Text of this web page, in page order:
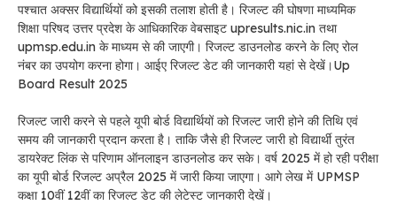
पश्चात अक्सर विद्यार्थियों को इसकी तलाश होती है। रिजल्ट की घोषणा माध्यमिक
शिक्षा परिषद उत्तर प्रदेश के आधिकारिक वेबसाइट upresults.nic.in तथा
upmsp.edu.in के माध्यम से की जाएगी। रिजल्ट डाउनलोड करने के लिए रोल
नंबर का उपयोग करना होगा। आईए रिजल्ट डेट की जानकारी यहां से देखें।Up
Board Result 2025
रिजल्ट जारी करने से पहले यूपी बोर्ड विद्यार्थियों को रिजल्ट जारी होने की तिथि एवं
समय की जानकारी प्रदान करता है। ताकि जैसे ही रिजल्ट जारी हो विद्यार्थी तुरंत
डायरेक्ट लिंक से परिणाम ऑनलाइन डाउनलोड कर सके। वर्ष 2025 में हो रही परीक्षा
का यूपी बोर्ड रिजल्ट अप्रैल 2025 में जारी किया जाएगा। आगे लेख में UPMSP
कक्षा 10वीं 12वीं का रिजल्ट डेट की लेटेस्ट जानकारी देखें।